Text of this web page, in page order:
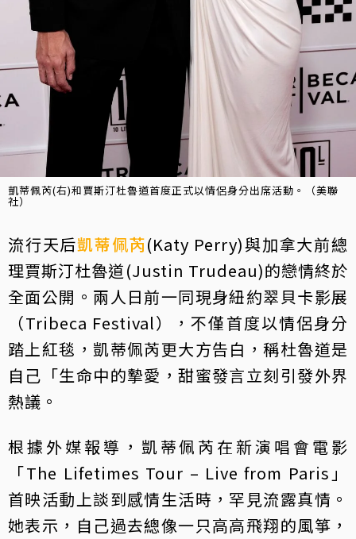
凱蒂佩芮(右)和賈斯汀杜魯道首度正式以情侶身分出席活動。（美聯
社）
流行天后凱蒂佩芮(Katy Perry)與加拿大前總
理賈斯汀杜魯道(Justin Trudeau)的戀情終於
全面公開。兩人日前一同現身紐約翠貝卡影展
（Tribeca Festival），不僅首度以情侶身分
踏上紅毯，凱蒂佩芮更大方告白，稱杜魯道是
自己「生命中的摯愛，甜蜜發言立刻引發外界
熱議。
根據外媒報導，凱蒂佩芮在新演唱會電影
「The Lifetimes Tour – Live from Paris」
首映活動上談到感情生活時，罕見流露真情。
她表示，自己過去總像一只高高飛翔的風箏，